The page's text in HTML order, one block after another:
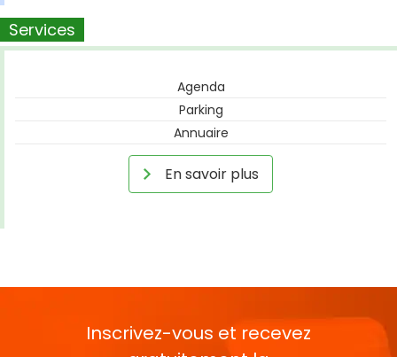
Services
Agenda
Parking
Annuaire
En savoir plus
Inscrivez-vous et recevez